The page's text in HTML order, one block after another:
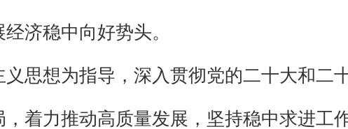
济稳中向好势头。
思想为指导，深入贯彻党的二十大和二
着力推动高质量发展，坚持稳中求进工